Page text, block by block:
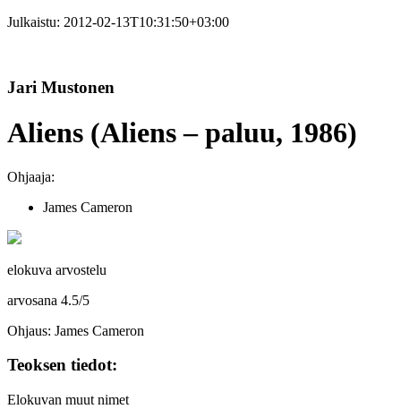
Julkaistu: 2012-02-13T10:31:50+03:00
Jari Mustonen
Aliens (Aliens – paluu, 1986)
Ohjaaja:
James Cameron
elokuva arvostelu
arvosana 4.5/5
Ohjaus: James Cameron
Teoksen tiedot:
Elokuvan muut nimet